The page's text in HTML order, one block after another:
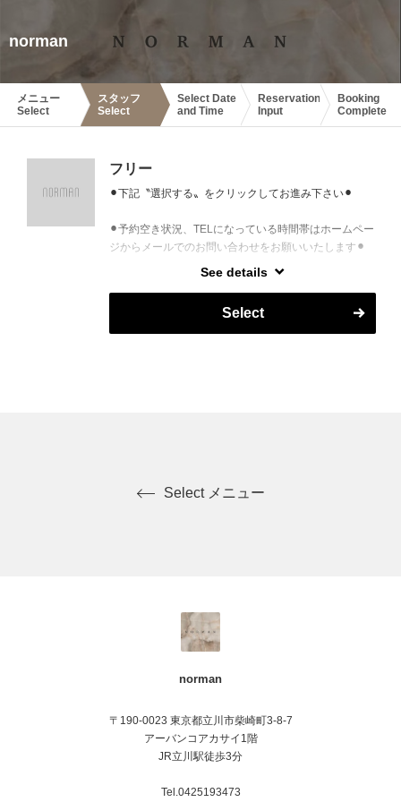
norman
メニュー
Select
スタッフ
Select
Select Date
and Time
Reservation
Input
Booking
Complete
フリー
⚫︎下記〝選択する〟をクリックしてお進み下さい⚫︎
⚫︎予約空き状況、TELになっている時間帯はホームペー
ジからメールでのお問い合わせをお願いいたします⚫︎
See details
Select
Select メニュー
norman
〒190-0023 東京都立川市柴崎町3-8-7
アーバンコアカサイ1階
JR立川駅徒歩3分
Tel.0425193473